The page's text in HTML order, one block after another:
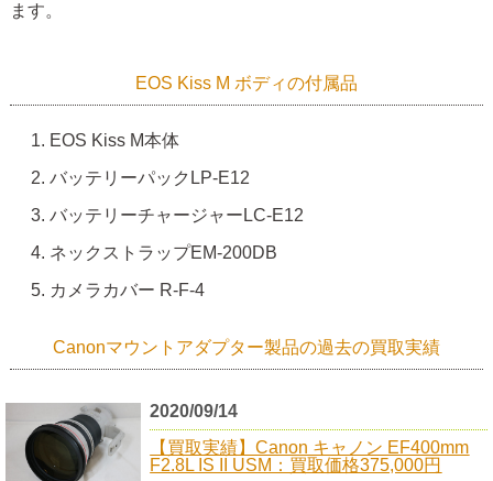
ます。
EOS Kiss M ボディの付属品
EOS Kiss M本体
バッテリーパックLP-E12
バッテリーチャージャーLC-E12
ネックストラップEM-200DB
カメラカバー R-F-4
Canonマウントアダプター製品の過去の買取実績
2020/09/14
【買取実績】Canon キャノン EF400mm
F2.8L IS II USM：買取価格375,000円